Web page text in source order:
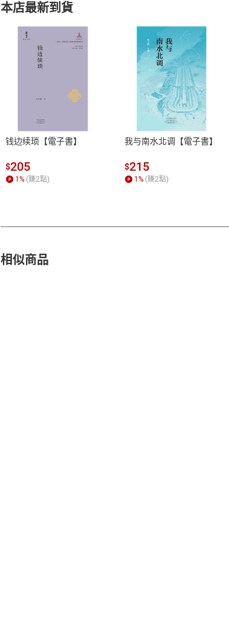
付款方式
ATM轉帳、信用卡、LINE PAY、AFTEE
本店
之權
除權
質
照
本店最新到貨
钱边续琐【電子書】
$205
1% (賺2點)
我与南水北调【電子書】
$215
1% (賺2點)
相似商品